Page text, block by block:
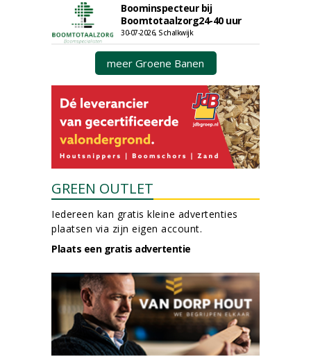
Boominspecteur bij
Boomtotaalzorg24-40 uur
30-07-2026, Schalkwijk
meer Groene Banen
GREEN OUTLET
Iedereen kan gratis kleine advertenties
plaatsen via zijn eigen account.
Plaats een gratis advertentie